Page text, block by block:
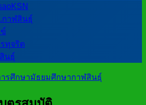
กาฬสินธุ์
รทุจริต
นธุ์